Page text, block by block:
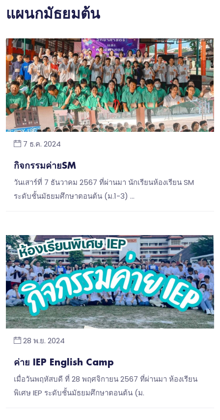
แผนกมัธยมต้น
7 ธ.ค. 2024
กิจกรรมค่ายSM
วันเสาร์ที่ 7 ธันวาคม 2567 ที่ผ่านมา นักเรียนห้องเรียน SM
ระดับชั้นมัธยมศึกษาตอนต้น (ม.1-3) …
28 พ.ย. 2024
ค่าย IEP English Camp
เมื่อวันพฤหัสบดี ที่ 28 พฤศจิกายน 2567 ที่ผ่านมา ห้องเรียน
พิเศษ IEP ระดับชั้นมัธยมศึกษาตอนต้น (ม.